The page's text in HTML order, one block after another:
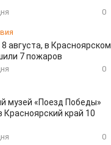
0
8 августа, в Красноярском
7 пожаров
0
музей «Поезд Победы»
Красноярский край 10
0